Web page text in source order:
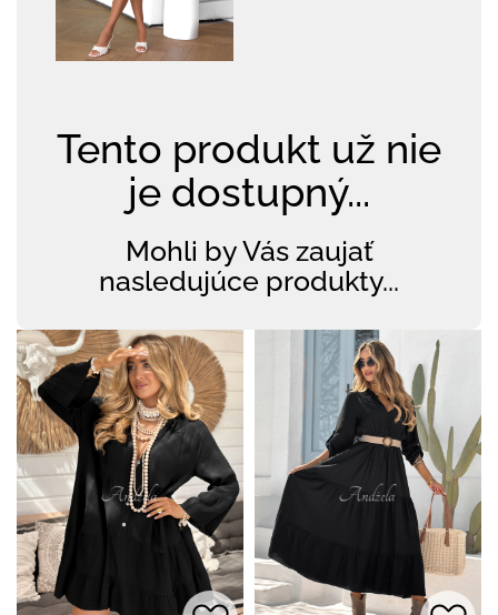
Tento produkt už nie
je dostupný...
Mohli by Vás zaujať
nasledujúce produkty...